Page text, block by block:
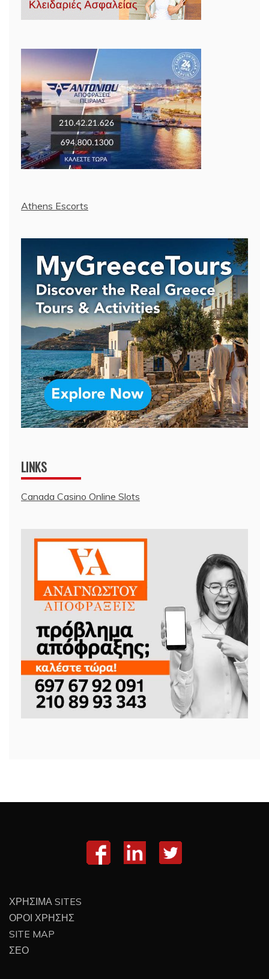
Athens Escorts
LINKS
Canada Casino Online Slots
ΧΡΗΣΙΜΑ SITES
ΟΡΟΙ ΧΡΗΣΗΣ
SITE MAP
ΣΕΟ